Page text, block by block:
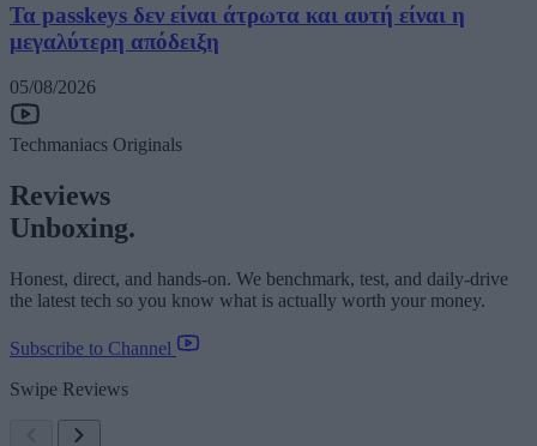
Τα passkeys δεν είναι άτρωτα και αυτή είναι η
μεγαλύτερη απόδειξη
05/08/2026
Techmaniacs Originals
Reviews
Unboxing.
Honest, direct, and hands-on. We benchmark, test, and daily-drive
the latest tech so you know what is actually worth your money.
Subscribe to Channel
Swipe Reviews